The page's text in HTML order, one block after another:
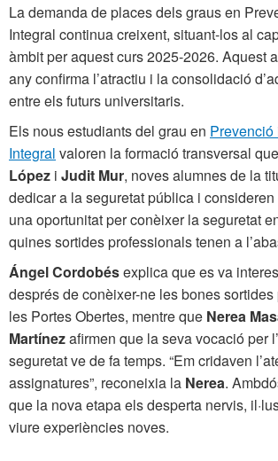
La demanda de places dels graus en
Integral continua creixent, situant-los al
àmbit per aquest curs 2025-2026. Aquest
any confirma l’atractiu i la consolidació
entre els futurs universitaris.
Els nous estudiants del grau en
Integral valoren la formació transversal
López i Judit Mur, noves alumnes de la
dedicar a la seguretat pública i
una oportunitat per conèixer la seguretat
quines sortides professionals tenen a
Ángel Cordobésexplica que es va
després de conèixer-ne les bones
les Portes Obertes, mentre que Nerea
Martínezafirmen que la seva vocació per
seguretat ve de fa temps. “Em cridaven
assignatures”, reconeixia la Nerea.
que la nova etapa els desperta nervis,
viure experiències noves.